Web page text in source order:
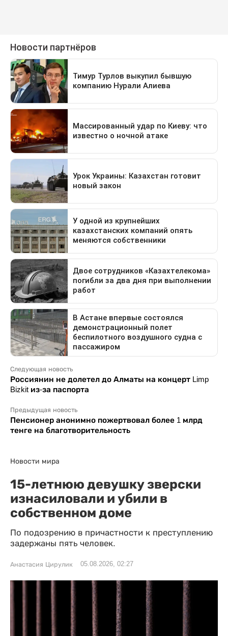
Следующая новость
Россиянин не долетел до Алматы на концерт Limp
Bizkit из-за паспорта
Предыдущая новость
Пенсионер анонимно пожертвовал более 1 млрд
тенге на благотворительность
Новости мира
15-летнюю девушку зверски
изнасиловали и убили в
собственном доме
По подозрению в причастности к преступлению
задержаны пять человек.
Анастасия Цирулик 05.08.2026, 02:27